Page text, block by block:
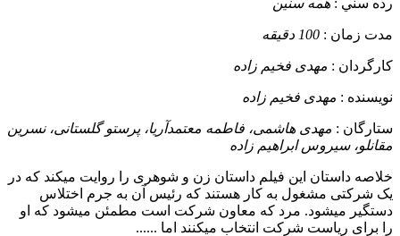
مدت زمان : 100 دقیقه
کارگردان : مهدی فخیم زاده
نويسنده : مهدی فخیم زاده
ستارگان : مهدی هاشمی، فاطمه معتمدآریا، پرستو گلستانی، نسرین
مقانلو، سیروس ابراهیم زاده
خلاصه داستان این فیلم داستان زن و شوهری را روایت میکند که در
یک شرکتی مشغول به کار هستند که رئیس آن به جرم اختلاس
دستگیر میشود. مرد که معاون شرکت است مطمئن میشود که او
را برای ریاست شرکت انتخاب میکنند اما ......